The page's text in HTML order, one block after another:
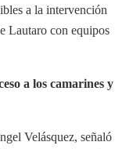
a la intervención
Lautaro con equipos
a los camarines y
Velásquez, señaló